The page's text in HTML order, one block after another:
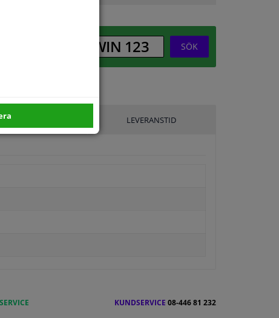
SÖK
TILLVERKARE LEVERANSTID
KUNDSERVICE 08-446 81 232